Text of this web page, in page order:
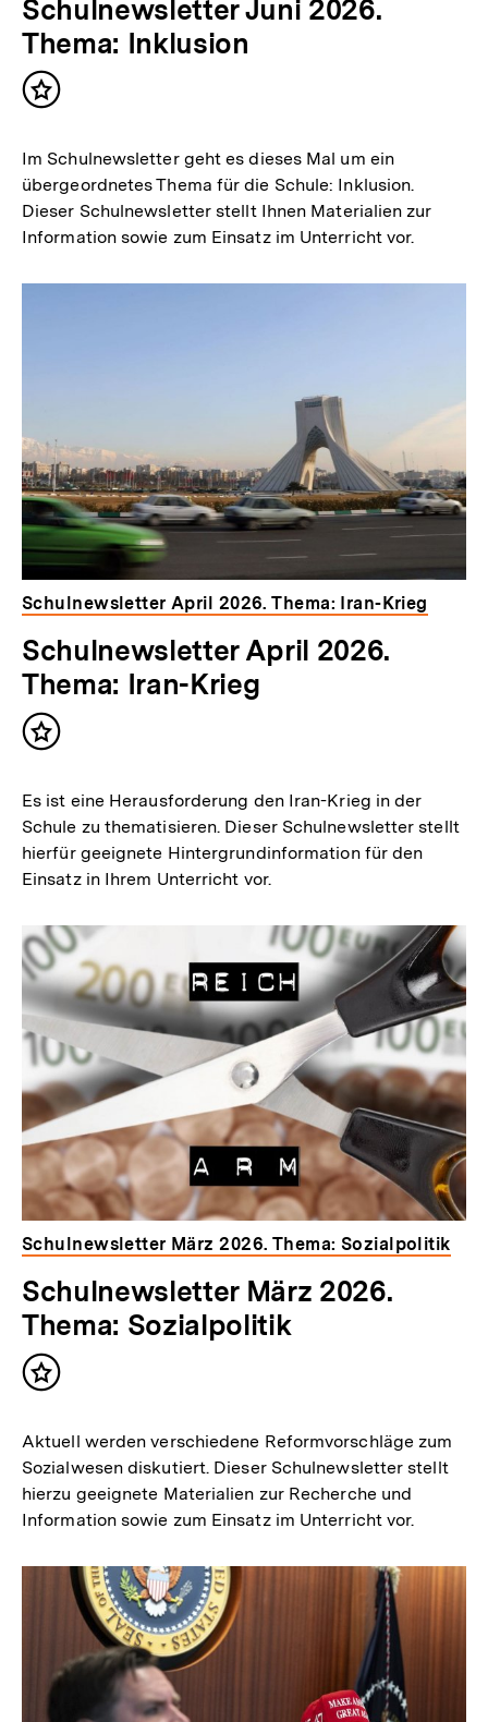
Schulnewsletter Juni 2026.
Thema: Inklusion
Inhalt
Im Schulnewsletter geht es dieses Mal um ein
übergeordnetes Thema für die Schule: Inklusion.
Dieser Schulnewsletter stellt Ihnen Materialien zur
Information sowie zum Einsatz im Unterricht vor.
Schulnewsletter April 2026. Thema: Iran-Krieg
Schulnewsletter April 2026.
Thema: Iran-Krieg
Inhalt
Es ist eine Herausforderung den Iran-Krieg in der
Schule zu thematisieren. Dieser Schulnewsletter stellt
hierfür geeignete Hintergrundinformation für den
Einsatz in Ihrem Unterricht vor.
Schulnewsletter März 2026. Thema: Sozialpolitik
Schulnewsletter März 2026.
Thema: Sozialpolitik
Inhalt
Aktuell werden verschiedene Reformvorschläge zum
Sozialwesen diskutiert. Dieser Schulnewsletter stellt
hierzu geeignete Materialien zur Recherche und
Information sowie zum Einsatz im Unterricht vor.